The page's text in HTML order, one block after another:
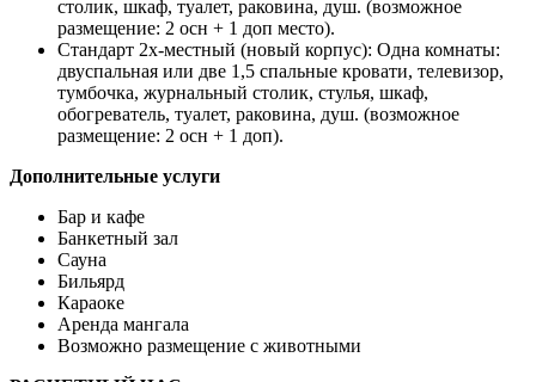
столик, шкаф, туалет, раковина, душ. (возможное
размещение: 2 осн + 1 доп место).
Стандарт 2х-местный (новый корпус): Одна комнаты:
двуспальная или две 1,5 спальные кровати, телевизор,
тумбочка, журнальный столик, стулья, шкаф,
обогреватель, туалет, раковина, душ. (возможное
размещение: 2 осн + 1 доп).
Дополнительные услуги
Бар и кафе
Банкетный зал
Сауна
Бильярд
Караоке
Аренда мангала
Возможно размещение с животными